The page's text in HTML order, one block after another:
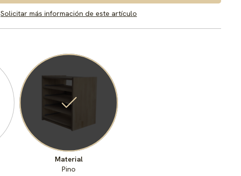
Solicitar más información de este artículo
Material
Pino